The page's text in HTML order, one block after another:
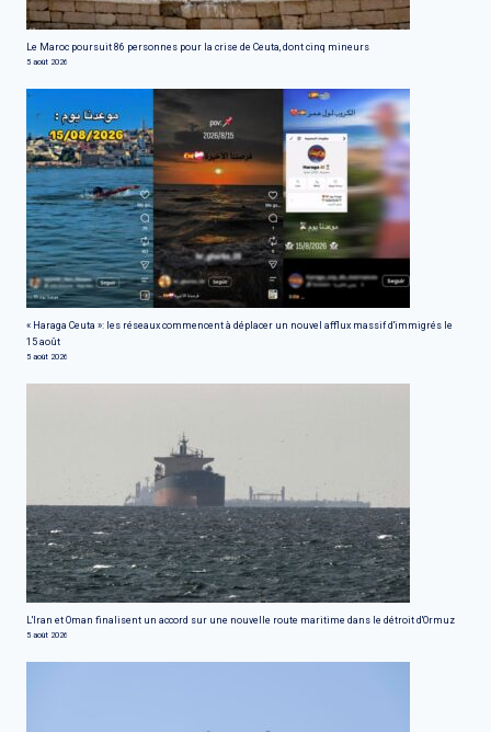
Le Maroc poursuit 86 personnes pour la crise de Ceuta, dont cinq mineurs
5 août 2026
« Haraga Ceuta »: les réseaux commencent à déplacer un nouvel afflux massif d'immigrés le
15 août
5 août 2026
L'Iran et Oman finalisent un accord sur une nouvelle route maritime dans le détroit d'Ormuz
5 août 2026